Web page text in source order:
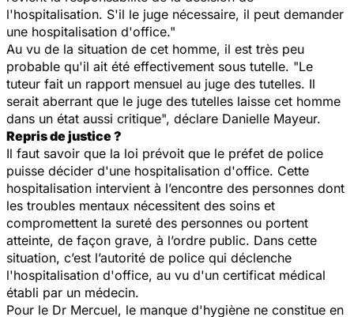
l'hospitalisation. S'il le juge nécessaire, il peut demander
une hospitalisation d'office."
Au vu de la situation de cet homme, il est très peu
probable qu'il ait été effectivement sous tutelle. "Le
tuteur fait un rapport mensuel au juge des tutelles. Il
serait aberrant que le juge des tutelles laisse cet homme
dans un état aussi critique", déclare Danielle Mayeur.
Repris de justice ?
Il faut savoir que la loi prévoit que le préfet de police
puisse décider d'une hospitalisation d'office. Cette
hospitalisation intervient à l’encontre des personnes dont
les troubles mentaux nécessitent des soins et
compromettent la sureté des personnes ou portent
atteinte, de façon grave, à l’ordre public. Dans cette
situation, c’est l’autorité de police qui déclenche
l'hospitalisation d'office, au vu d'un certificat médical
établi par un médecin.
Pour le Dr Mercuel, le manque d'hygiène ne constitue en